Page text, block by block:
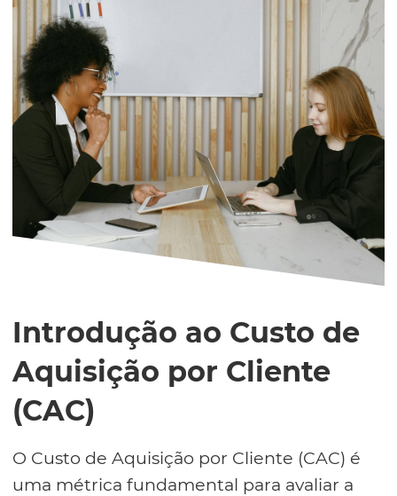
Introdução ao Custo de
Aquisição por Cliente
(CAC)
O Custo de Aquisição por Cliente (CAC) é
uma métrica fundamental para avaliar a